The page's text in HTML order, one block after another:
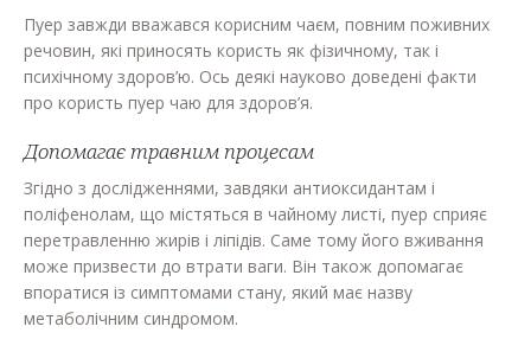
Пуер завжди вважався корисним чаєм, повним поживних
речовин, які приносять користь як фізичному, так і
психічному здоров’ю. Ось деякі науково доведені факти
про користь пуер чаю для здоров’я.
Допомагає травним процесам
Згідно з дослідженнями, завдяки антиоксидантам і
поліфенолам, що містяться в чайному листі, пуер сприяє
перетравленню жирів і ліпідів. Саме тому його вживання
може призвести до втрати ваги. Він також допомагає
впоратися із симптомами стану, який має назву
метаболічним синдромом.